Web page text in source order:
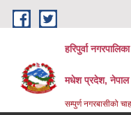
Skip to main content
हरिपुर्वा
मधेश प्रदेश, नेपाल
सम्पुर्ण नगरबासीको